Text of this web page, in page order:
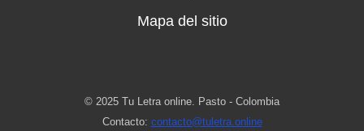
Mapa del sitio
© 2025 Tu Letra online. Pasto - Colombia
Contacto: contacto@tuletra.online